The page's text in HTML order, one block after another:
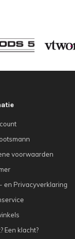
voorwaarden
en Privacyverklaring
Een klacht?